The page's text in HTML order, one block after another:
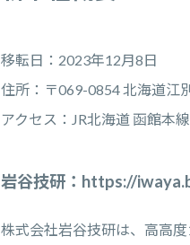
移転日：2023年12月8日
住所：〒069-0854 北海道江
アクセス：JR北海道 函館本
岩谷技研：https://
株式会社岩谷技研は、高高